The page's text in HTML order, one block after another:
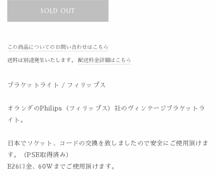
SOLD OUT
この商品についてのお問い合わせはこちら
送料は別途発生いたします。 配送料金詳細はこちら
ブラケットライト / フィリップス
オランダのPhilips（フィリップス）社のヴィンテージブラケットラ
イト。
日本でソケット、コードの交換を致しましたので安全にご使用頂けま
す。（PSE取得済み）
E26口金、60Wまでご使用頂けます。